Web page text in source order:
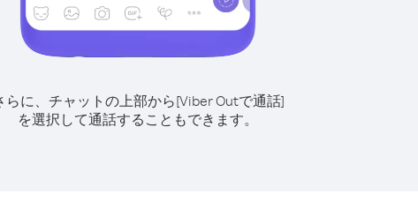
らに、チャットの上部から[Viber Outで通話]
を選択して通話することもできます。